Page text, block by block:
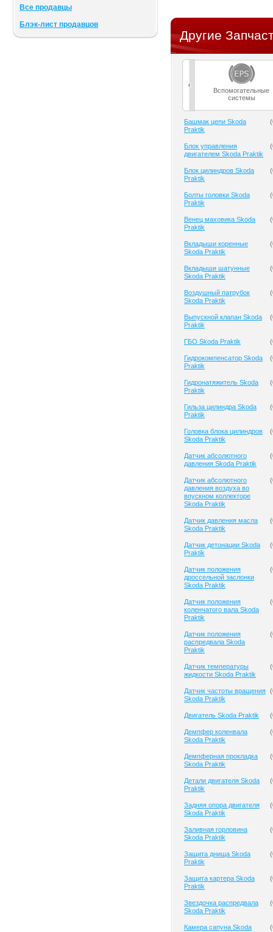
Все продавцы
Блэк-лист продавцов
Другие
Вспомогательные
системы
Башмак цепи Skoda
Praktik
(
Блок управления
двигателем Skoda Praktik
(
Блок цилиндров Skoda
Praktik
(
Болты головки Skoda
Praktik
(
Венец маховика Skoda
Praktik
(
Вкладыши коренные
Skoda Praktik
(
Вкладыши шатунные
Skoda Praktik
(
Воздушный патрубок
Skoda Praktik
(
Выпускной клапан Skoda
Praktik
(
ГБО Skoda Praktik (
Гидрокомпенсатор Skoda
Praktik
(
Гидронатяжитель Skoda
Praktik
(
Гильза цилиндра Skoda
Praktik
(
Головка блока цилиндров
Skoda Praktik
(
Датчик абсолютного
давления Skoda Praktik
(
Датчик абсолютного
давления воздуха во
впускном коллекторе
Skoda Praktik
(
Датчик давления масла
Skoda Praktik
(
Датчик детонации Skoda
Praktik
(
Датчик положения
дроссельной заслонки
Skoda Praktik
(
Датчик положения
коленчатого вала Skoda
Praktik
(
Датчик положения
распредвала Skoda
Praktik
(
Датчик температуры
жидкости Skoda Praktik
(
Датчик частоты вращения
Skoda Praktik
(
Двигатель Skoda Praktik (
Демпфер коленвала
Skoda Praktik
(
Демпферная прокладка
Skoda Praktik
(
Детали двигателя Skoda
Praktik
(
Задняя опора двигателя
Skoda Praktik
(
Заливная горловина
Skoda Praktik
(
Защита днища Skoda
Praktik
(
Защита картера Skoda
Praktik
(
Звездочка распредвала
Skoda Praktik
(
Камера сапуна Skoda
(